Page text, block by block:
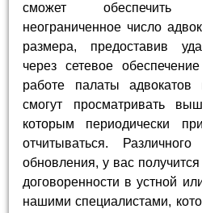
сможет обеспечить
неограниченное число
размера, предоставив
через сетевое
работе палаты
смогут просматривать
которым периодически
отчитываться.
обновления, у вас
договоренности в устной
нашими специалистами,